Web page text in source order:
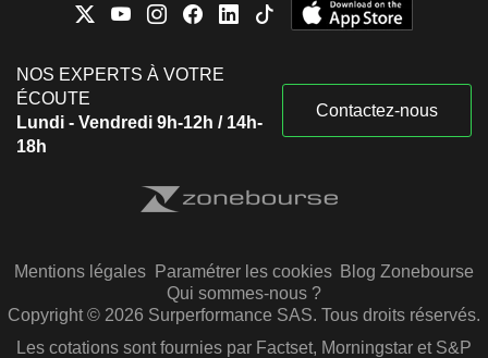
NOS EXPERTS À VOTRE
ÉCOUTE
Lundi - Vendredi 9h-12h / 14h-
18h
Contactez-nous
Mentions légales Paramétrer les cookies Blog Zonebourse
Qui sommes-nous ?
Copyright © 2026 Surperformance SAS. Tous droits réservés.
Les cotations sont fournies par Factset, Morningstar et S&P